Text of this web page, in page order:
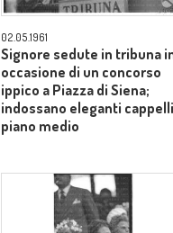
02.05.1961
Signore sedute in tribuna
occasione di un concorso
ippico a Piazza di Siena;
indossano eleganti
piano medio